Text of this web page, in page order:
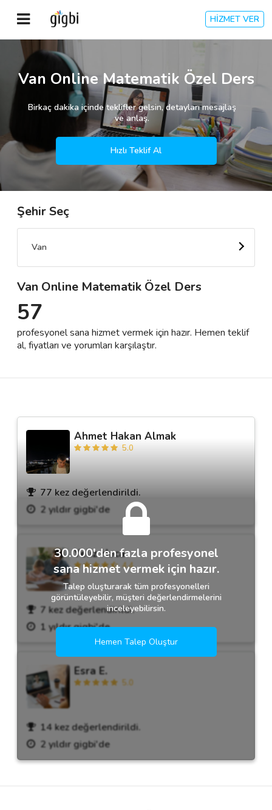
HİZMET VER
Anasayfa
Giriş Yap
Kategoriler
🎈 Biz Kimiz?
🌟 Müşteri Değerlendirmeleri
Destek
İletişim
Van Online Matematik Özel Ders
Birkaç dakika içinde teklifler gelsin, detayları mesajlaş
ve anlaş.
Hızlı Teklif Al
Şehir Seç
Van
Van Online Matematik Özel Ders
57
profesyonel sana hizmet vermek için hazır. Hemen teklif
al, fiyatları ve yorumları karşılaştır.
Ahmet Hakan Almak
5.0
77 kez değerlendirildi.
2 yıldır gigbi'de
Yeliz Hoca
4.4
7 kez değerlendirildi.
1 yıldır gigbi'de
Esra E.
5.0
14 kez değerlendirildi.
2 yıldır gigbi'de
30.000'den fazla profesyonel
sana hizmet vermek için hazır.
Talep oluşturarak tüm profesyonelleri
görüntüleyebilir, müşteri değerlendirmelerini
inceleyebilirsin.
Hemen Talep Oluştur